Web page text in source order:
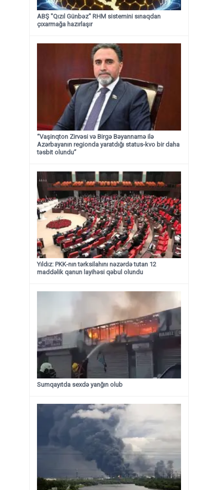
ABŞ "Qızıl Günbəz" RHM sistemini sınaqdan
çıxarmağa hazırlaşır
“Vaşinqton Zirvəsi və Birgə Bəyannamə ilə
Azərbayanın regionda yaratdığı status-kvo bir daha
təsbit olundu”
Yıldız: PKK-nın tərksilahını nəzərdə tutan 12
maddəlik qanun layihəsi qəbul olundu ​​​​​​​
Sumqayıtda sexdə yanğın olub